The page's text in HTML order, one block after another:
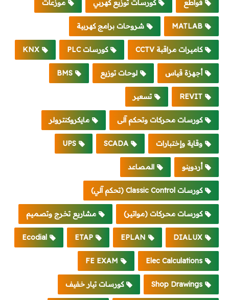
قواطع كورسات توزيع كهربي موزعات
MATLAB شروحات برامج كهربية
كاميرات مراقبة CCTV كورسات PLC KNX
أجهزة قياس لوحات توزيع BMS
REVIT تسعير
كورسات محركات وتحكم آلى مايكروكنترولر
وقاية وإختبارات SCADA
UPS
أردوينو المصاعد
كورسات Classic Control (تحكم آلي)
كورسات محركات (مواتير) مشاريع تخرج وتصميم
DIALUX
EPLAN
ETAP
Ecodial
Elec Calculations
FE EXAM
Shop Drawings كورسات تيار خفيف